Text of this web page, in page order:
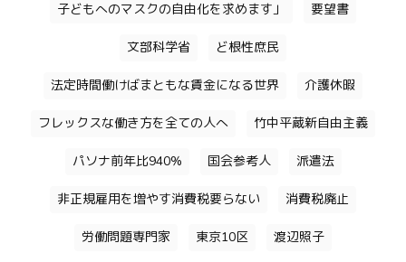
子どもへのマスクの自由化を求めます」 要望書
文部科学省 ど根性庶民
法定時間働けばまともな賃金になる世界 介護休暇
フレックスな働き方を全ての人へ 竹中平蔵新自由主義
パソナ前年比940% 国会参考人 派遣法
非正規雇用を増やす消費税要らない 消費税廃止
労働問題専門家 東京10区 渡辺照子